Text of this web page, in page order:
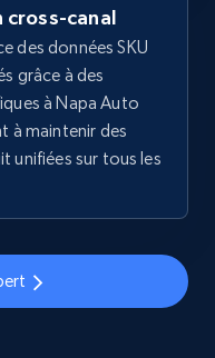
using
Seller rating,
category, and
shops on eBay
cross-canal
des données SKU
grâce à des
à Napa Auto
à maintenir des
unifiées sur tous les